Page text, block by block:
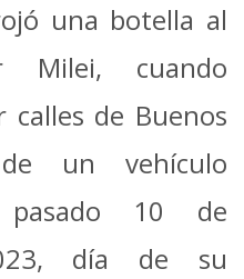
una botella al
Milei, cuando
de Buenos
un vehículo
pasado 10 de
día de su